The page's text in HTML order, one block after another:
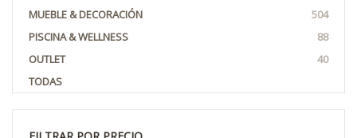
MUEBLE & DECORACIÓN
504
PISCINA & WELLNESS
88
OUTLET
40
TODAS